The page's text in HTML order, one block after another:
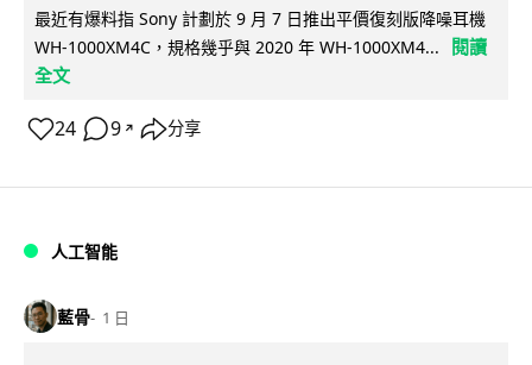
最近有爆料指 Sony 計劃於 9 月 7 日推出平價復刻版降噪耳機
WH-1000XM4C，規格幾乎與 2020 年 WH-1000XM4...
閱讀
全文
24 9 ↗ 分享
人工智能
藍骨 1 日